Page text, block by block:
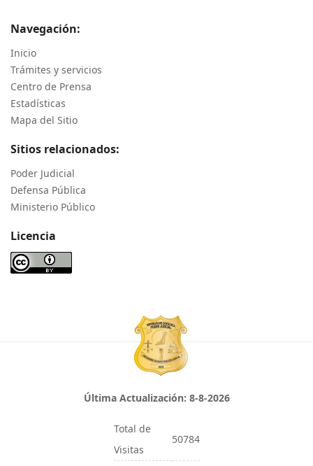
Navegación:
Inicio
Trámites y servicios
Centro de Prensa
Estadísticas
Mapa del Sitio
Sitios relacionados:
Poder Judicial
Defensa Pública
Ministerio Público
Licencia
Última Actualización: 8-8-2026
Total de
Visitas
50784